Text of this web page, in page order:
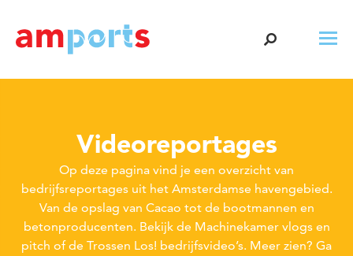
Videoreportages
Op deze pagina vind je een overzicht van
bedrijfsreportages uit het Amsterdamse havengebied.
Van de opslag van Cacao tot de bootmannen en
betonproducenten. Bekijk de Machinekamer vlogs en
pitch of de Trossen Los! bedrijfsvideo’s. Meer zien? Ga